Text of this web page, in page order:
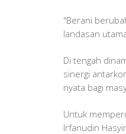
​"Berani
landasan
​Di tengah
sinergi
nyata bagi
​Untuk
Irfanudin